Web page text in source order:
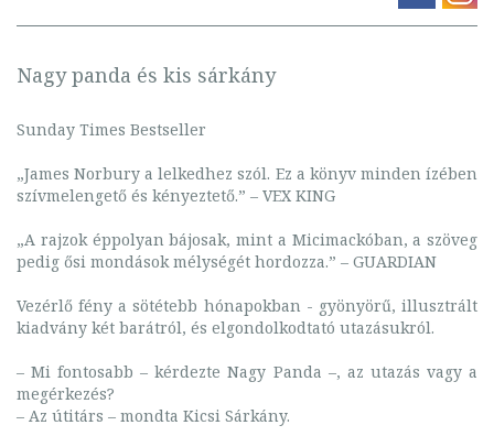
Nagy panda és kis sárkány
Sunday Times Bestseller
„James Norbury a lelkedhez szól. Ez a könyv minden ízében
szívmelengető és kényeztető.” – VEX KING
„A rajzok éppolyan bájosak, mint a Micimackóban, a szöveg
pedig ősi mondások mélységét hordozza.” – GUARDIAN
Vezérlő fény a sötétebb hónapokban - gyönyörű, illusztrált
kiadvány két barátról, és elgondolkodtató utazásukról.
– Mi fontosabb – kérdezte Nagy Panda –, az utazás vagy a
megérkezés?
– Az útitárs – mondta Kicsi Sárkány.